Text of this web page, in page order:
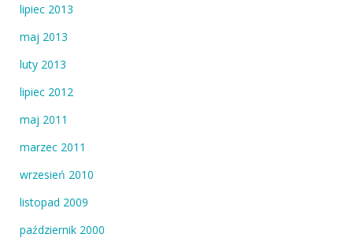
lipiec 2013
maj 2013
luty 2013
lipiec 2012
maj 2011
marzec 2011
wrzesień 2010
listopad 2009
październik 2000